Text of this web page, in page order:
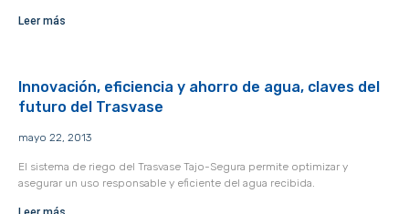
Leer más
Innovación, eficiencia y ahorro de agua, claves del
futuro del Trasvase
mayo 22, 2013
El sistema de riego del Trasvase Tajo-Segura permite optimizar y
asegurar un uso responsable y eficiente del agua recibida.